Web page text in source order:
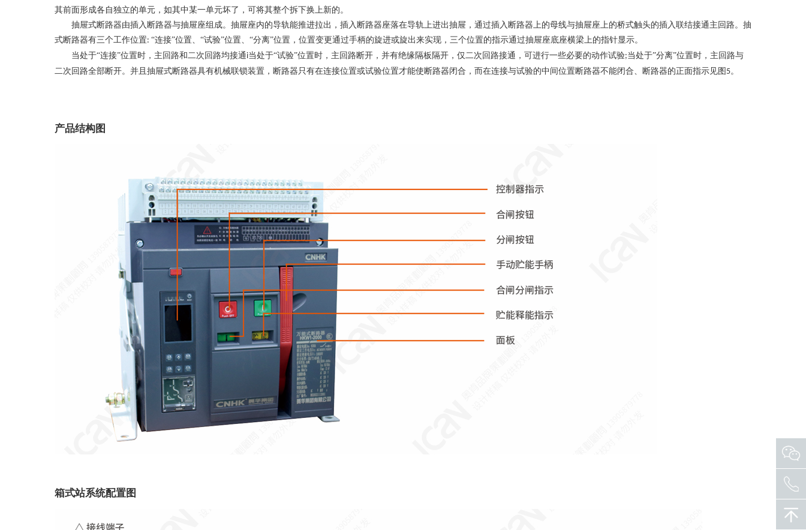
其前面形成各自独立的单元，如其中某一单元坏了，可将其整个拆下换上新的。
抽屉式断路器由插入断路器与抽屉座组成。抽屉座内的导轨能推进拉出，插入断路器座落在导轨上进出抽屉，通过插入断路器上的母线与抽屉座上的桥式触头的插入联结接通主回路。抽
式断路器有三个工作位置: “连接”位置、“试验”位置、“分离”位置，位置变更通过手柄的旋进或旋出来实现，三个位置的指示通过抽屉座底座横梁上的指针显示。
当处于“连接”位置时，主回路和二次回路均接通i当处于“试验”位置时，主回路断开，并有绝缘隔板隔开，仅二次回路接通，可进行一些必要的动作试验;当处于”分离”位置时，主回路与
二次回路全部断开。并且抽屉式断路器具有机械联锁装置，断路器只有在连接位置或试验位置才能使断路器闭合，而在连接与试验的中间位置断路器不能闭合、断路器的正面指示见图 5。
产品结构图
箱式站系统配置图